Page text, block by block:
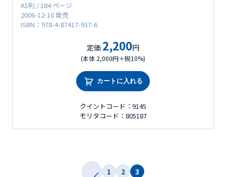
A5判 / 184 ページ
2006-12-10 発売
ISBN：978-4-87417-937-6
定価 2,200円
(本体 2,000円＋税10%)
カートに入れる
クイントコード：9145
モリタコード：805187
1 2 3